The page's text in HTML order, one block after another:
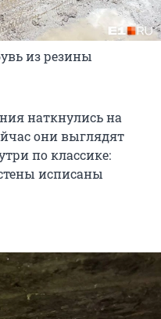
из резины
наткнулись на
они выглядят
по классике:
исписаны